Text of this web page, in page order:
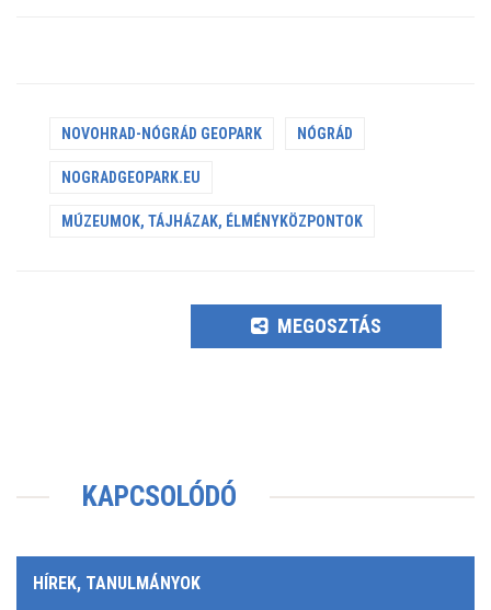
NOVOHRAD-NÓGRÁD GEOPARK NÓGRÁD
NOGRADGEOPARK.EU
MÚZEUMOK, TÁJHÁZAK, ÉLMÉNYKÖZPONTOK
MEGOSZTÁS
KAPCSOLÓDÓ
HÍREK, TANULMÁNYOK